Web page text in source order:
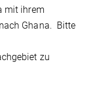
mit ihrem
Ghana. Bitte
zu